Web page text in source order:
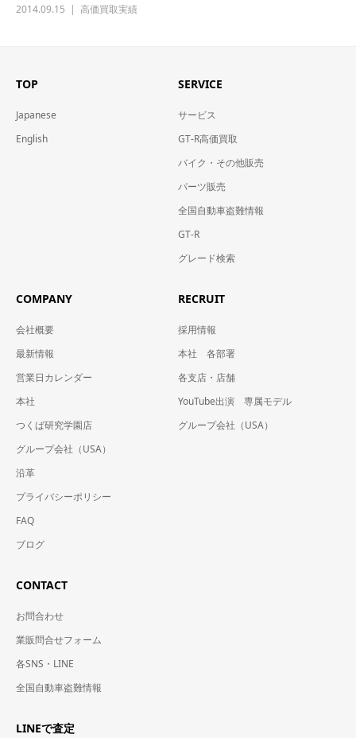
2014.09.15 高価買取実績
TOP
Japanese
English
SERVICE
サービス
GT-R高価買取
バイク・その他販売
パーツ販売
全国自動車盗難情報
GT-R
グレード検索
COMPANY
会社概要
最新情報
営業日カレンダー
本社
つくば研究学園店
グループ会社（USA）
沿革
プライバシーポリシー
FAQ
ブログ
RECRUIT
採用情報
本社 各部署
各支店・店舗
YouTube出演 専属モデル
グループ会社（USA）
CONTACT
お問合わせ
業販問合せフォーム
各SNS・LINE
全国自動車盗難情報
LINEで査定